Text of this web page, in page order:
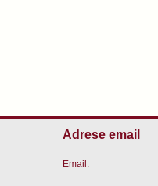
Adrese email
Email: